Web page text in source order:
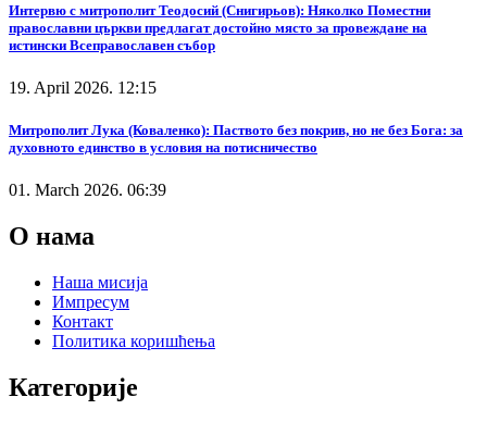
Интервю с митрополит Теодосий (Снигирьов): Няколко Поместни
православни църкви предлагат достойно място за провеждане на
истински Всеправославен събор
19. April 2026. 12:15
Митрополит Лука (Коваленко): Паството без покрив, но не без Бога: за
духовното единство в условия на потисничество
01. March 2026. 06:39
О нама
Наша мисија
Импресум
Контакт
Политика коришћења
Категорије